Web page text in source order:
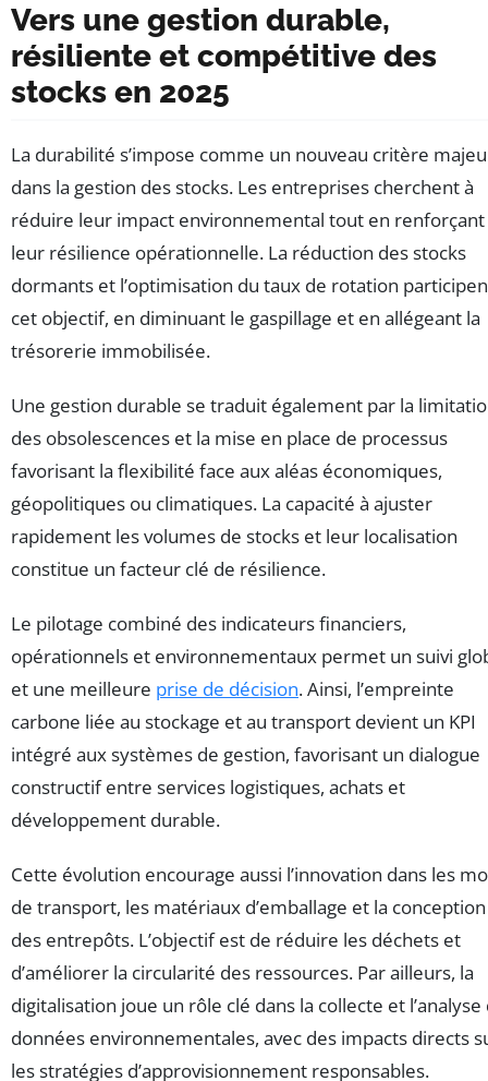
Vers une gestion durable,
résiliente et compétitive des
stocks en 2025
La durabilité s’impose comme un nouveau critère
dans la gestion des stocks. Les entreprises cherchent à
réduire leur impact environnemental tout en renforçant
leur résilience opérationnelle. La réduction des stocks
dormants et l’optimisation du taux de rotation
cet objectif, en diminuant le gaspillage et en allégeant la
trésorerie immobilisée.
Une gestion durable se traduit également par la
des obsolescences et la mise en place de processus
favorisant la flexibilité face aux aléas économiques,
géopolitiques ou climatiques. La capacité à ajuster
rapidement les volumes de stocks et leur localisation
constitue un facteur clé de résilience.
Le pilotage combiné des indicateurs financiers,
opérationnels et environnementaux permet un suivi
et une meilleure prise de décision. Ainsi, l’empreinte
carbone liée au stockage et au transport devient un KPI
intégré aux systèmes de gestion, favorisant un dialogue
constructif entre services logistiques, achats et
développement durable.
Cette évolution encourage aussi l’innovation dans les
de transport, les matériaux d’emballage et la conception
des entrepôts. L’objectif est de réduire les déchets et
d’améliorer la circularité des ressources. Par ailleurs, la
digitalisation joue un rôle clé dans la collecte et l’analyse
données environnementales, avec des impacts directs
les stratégies d’approvisionnement responsables.